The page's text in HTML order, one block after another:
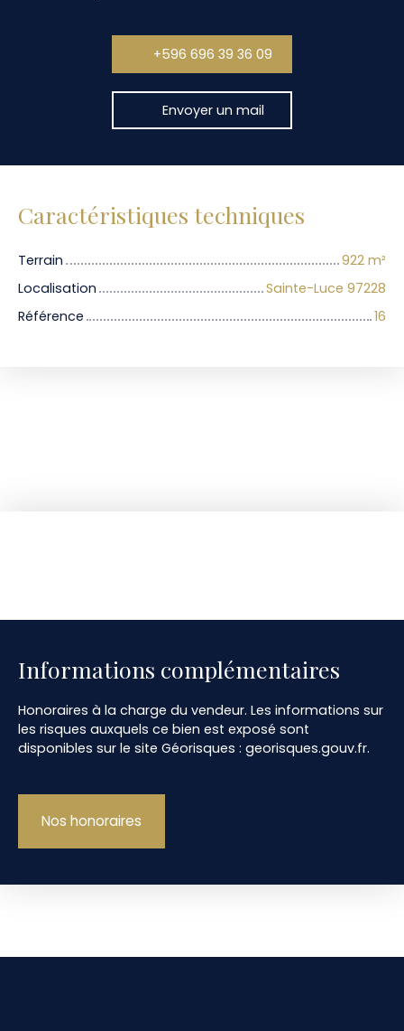
+596 696 39 36 09
Envoyer un mail
Caractéristiques techniques
Terrain 922 m²
Localisation
Sainte-Luce 97228
Référence
16
Informations complémentaires
Honoraires à la charge du vendeur. Les informations sur
les risques auxquels ce bien est exposé sont
disponibles sur le site Géorisques : georisques.gouv.fr.
Nos honoraires